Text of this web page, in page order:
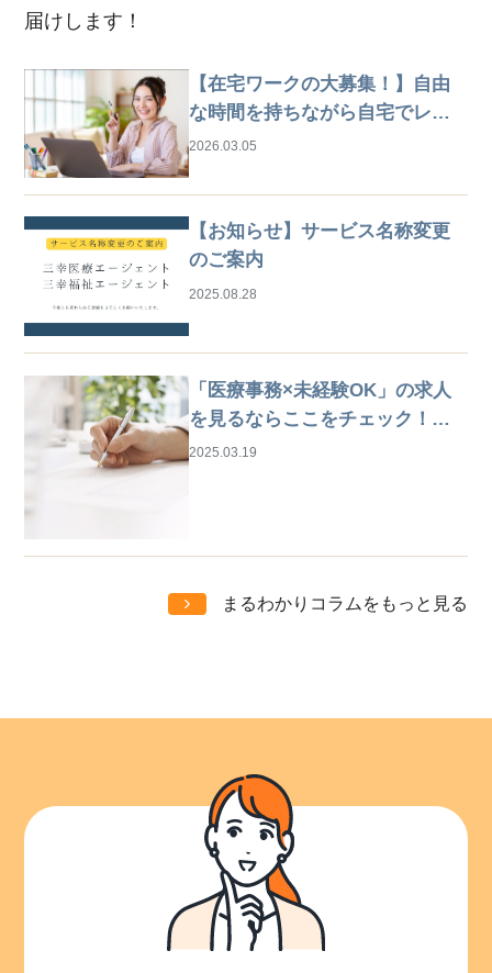
届けします！
【在宅ワークの大募集！】自由
な時間を持ちながら自宅でレセ
プト業務
2026.03.05
【お知らせ】サービス名称変更
のご案内
2025.08.28
「医療事務×未経験OK」の求人
を見るならここをチェック！は
じめての仕事探しガイド
2025.03.19
まるわかりコラムをもっと見る